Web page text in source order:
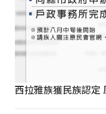
西拉雅族獲民族認定